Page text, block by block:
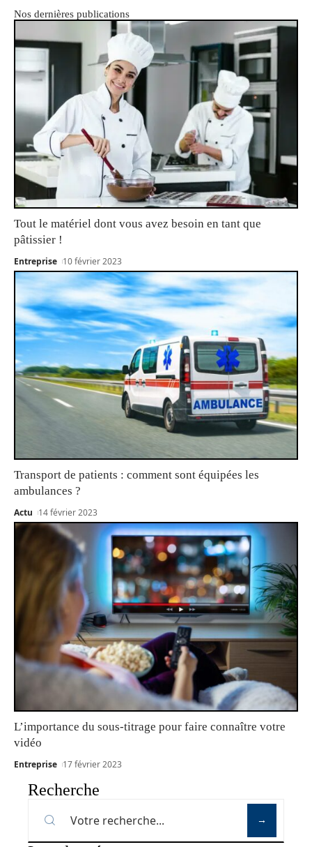
Nos dernières publications
Tout le matériel dont vous avez besoin en tant que
pâtissier !
Entreprise 10 février 2023
Transport de patients : comment sont équipées les
ambulances ?
Actu 14 février 2023
L’importance du sous-titrage pour faire connaître votre
vidéo
Entreprise 17 février 2023
Recherche